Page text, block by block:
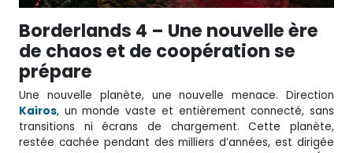
Borderlands 4 – Une nouvelle ère
de chaos et de coopération se
prépare
Une nouvelle planète, une nouvelle menace. Direction
Kairos, un monde vaste et entièrement connecté, sans
transitions ni écrans de chargement. Cette planète,
restée cachée pendant des milliers d’années, est dirigée